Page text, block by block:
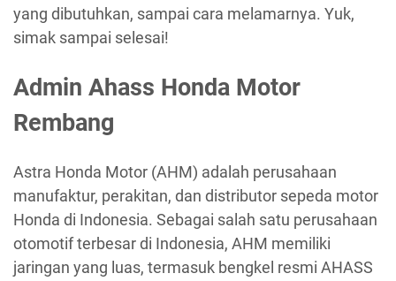
yang dibutuhkan, sampai cara melamarnya. Yuk,
simak sampai selesai!
Admin Ahass Honda Motor
Rembang
Astra Honda Motor (AHM) adalah perusahaan
manufaktur, perakitan, dan distributor sepeda motor
Honda di Indonesia. Sebagai salah satu perusahaan
otomotif terbesar di Indonesia, AHM memiliki
jaringan yang luas, termasuk bengkel resmi AHASS